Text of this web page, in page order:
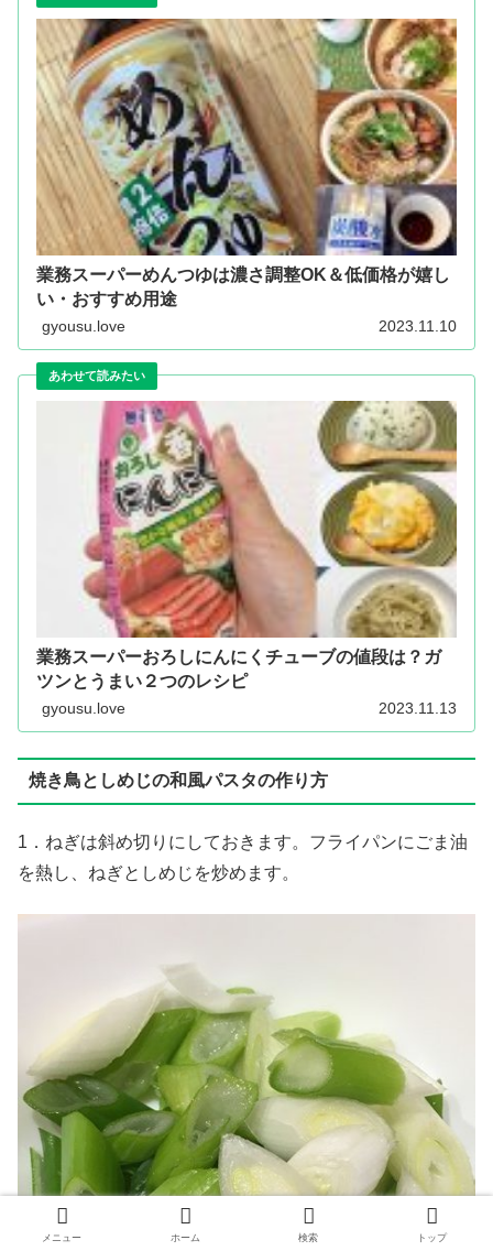
業務スーパーめんつゆは濃さ調整OK＆低価格が嬉し
い・おすすめ用途
gyousu.love 2023.11.10
業務スーパーおろしにんにくチューブの値段は？ガ
ツンとうまい２つのレシピ
gyousu.love 2023.11.13
焼き鳥としめじの和風パスタの作り方
1．ねぎは斜め切りにしておきます。フライパンにごま油
を熱し、ねぎとしめじを炒めます。
メニュー ホーム 検索 トップ